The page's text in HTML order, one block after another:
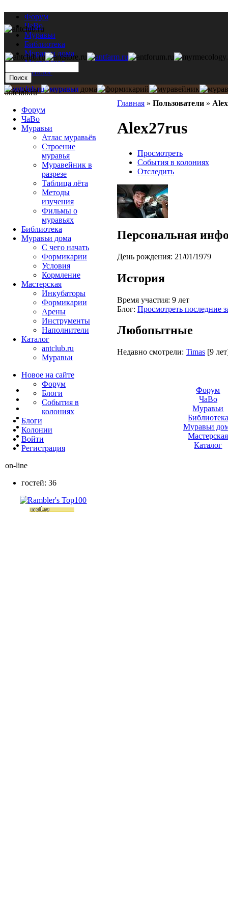
Форум
ЧаВо
Муравьи
Библиотека
Муравьи дома
Мастерская
Каталог
Главная » Пользователи »
Alex27rus
Просмотреть
События в колониях
Отследить
Персональная
День рождения: 21/01/1979
История
Время участия: 9 лет
Блог: Просмотреть последние
Любопытные
Недавно смотрели: Timas [9
antclub.ru
Форум
ЧаВо
Муравьи
Атлас муравьёв
Строение
муравья
Муравейник в
разрезе
Таблица лёта
Методы
изучения
Фильмы о
муравьях
Библиотека
Муравьи дома
С чего начать
Формикарии
Условия
Кормление
Мастерская
Инкубаторы
Формикарии
Арены
Инструменты
Наполнители
Каталог
antclub.ru
Муравьи
Новое на сайте
Форум
Блоги
События в
колониях
Блоги
Колонии
Войти
Peгиcтpaция
on-line
гостей: 36
Форум
ЧаВо
Муравьи
Библиотека
Муравьи
Мастерская
Каталог